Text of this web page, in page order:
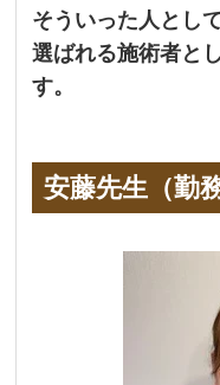
そういった人とし
選ばれる施術者と
す。
安藤先生（勤